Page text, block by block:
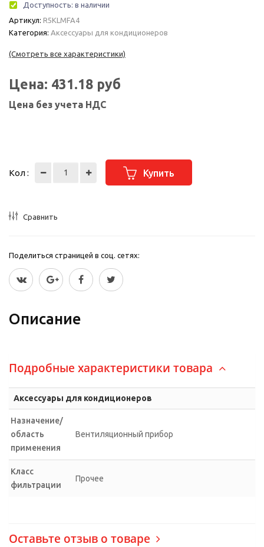
Доступность: в наличии
Артикул: R5KLMFA4
Категория: Аксессуары для кондиционеров
(Смотреть все характеристики)
Цена: 431.18 руб
Цена без учета НДС
Кол : Купить
Сравнить
Поделиться страницей в соц. сетях:
Описание
Подробные характеристики товара
Аксессуары для кондиционеров
Назначение/
область
применения
Вентиляционный прибор
Класс
фильтрации
Прочее
Оставьте отзыв о товаре